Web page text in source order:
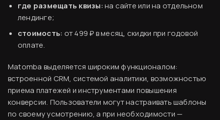
где размещать квизы:на сайте или на отдельном
лендинге;
стоимость: от 499 ₽ в месяц, скидки при годовой
оплате.
Matomba выделяется широким функционалом:
встроенной CRM, системой аналитики, возможностью
приема платежей и инструментами повышения
конверсии. Пользователи могут настраивать шаблоны
по своему усмотрению, а при необходимости —